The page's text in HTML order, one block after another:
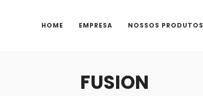
HOME EMPRESA NOSSOS PRODUTOS
FUSION